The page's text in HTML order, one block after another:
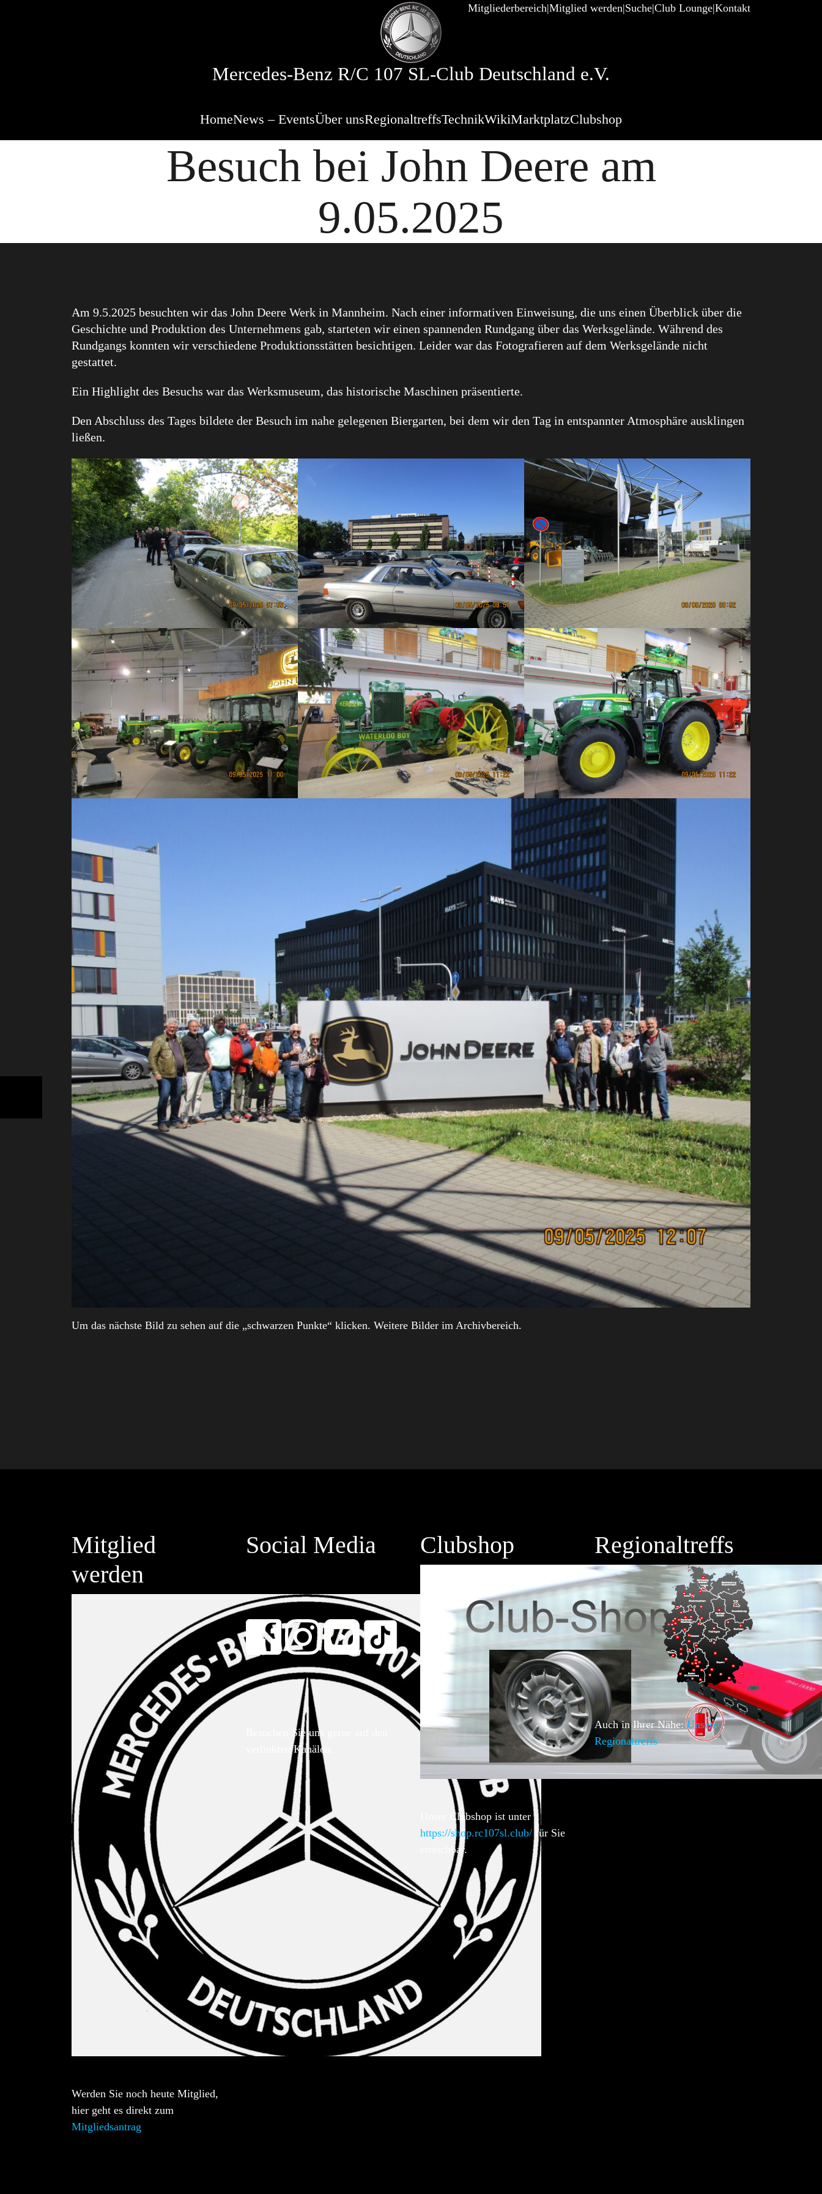
Mitgliederbereich Mitglied werden Suche Club Lounge Kontakt
Mercedes-Benz R/C 107 SL-Club Deutschland e.V.
HomeNews – EventsÜber unsRegionaltreffsTechnikWikiMarktplatzClubshop
Besuch bei John Deere am
9.05.2025
Am 9.5.2025 besuchten wir das John Deere Werk in Mannheim. Nach einer informativen Einweisung, die uns einen Überblick über die
Geschichte und Produktion des Unternehmens gab, starteten wir einen spannenden Rundgang über das Werksgelände. Während des
Rundgangs konnten wir verschiedene Produktionsstätten besichtigen. Leider war das Fotografieren auf dem Werksgelände nicht
gestattet.
Ein Highlight des Besuchs war das Werksmuseum, das historische Maschinen präsentierte.
Den Abschluss des Tages bildete der Besuch im nahe gelegenen Biergarten, bei dem wir den Tag in entspannter Atmosphäre ausklingen
ließen.
Um das nächste Bild zu sehen auf die „schwarzen Punkte“ klicken. Weitere Bilder im Archivbereich.
Mitglied
werden
Werden Sie noch heute Mitglied,
hier geht es direkt zum
Mitgliedsantrag
Social Media
Besuchen Sie uns gerne auf den
verlinkten Kanälen.
Clubshop
Unser Clubshop ist unter
https://shop.rc107sl.club/ für Sie
erreichbar.
Regionaltreffs
Auch in Ihrer Nähe:Unsere
Regionaltreffs